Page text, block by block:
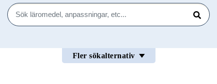
Sök
Sök
Fler sökalternativ